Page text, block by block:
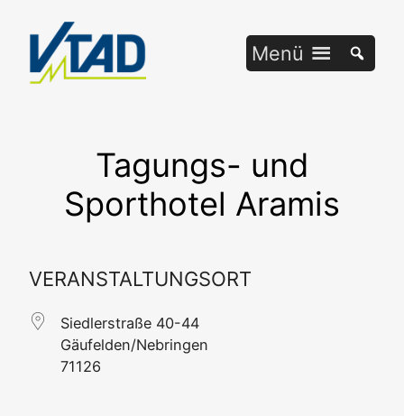
springen
Menü
Tagungs- und
Sporthotel Aramis
VERANSTALTUNGSORT
Sied­ler­stra­ße 40-44
Gäufelden/Nebringen
71126